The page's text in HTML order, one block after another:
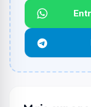
Funciona em
Não
e alguns
não aceitar